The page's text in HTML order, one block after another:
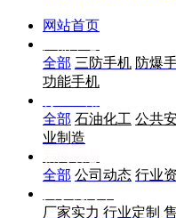
网站首页
全部 三防手机 防爆
功能手机
全部 石油化工 公共
业制造
全部 公司动态 行业
厂家实力 行业定制